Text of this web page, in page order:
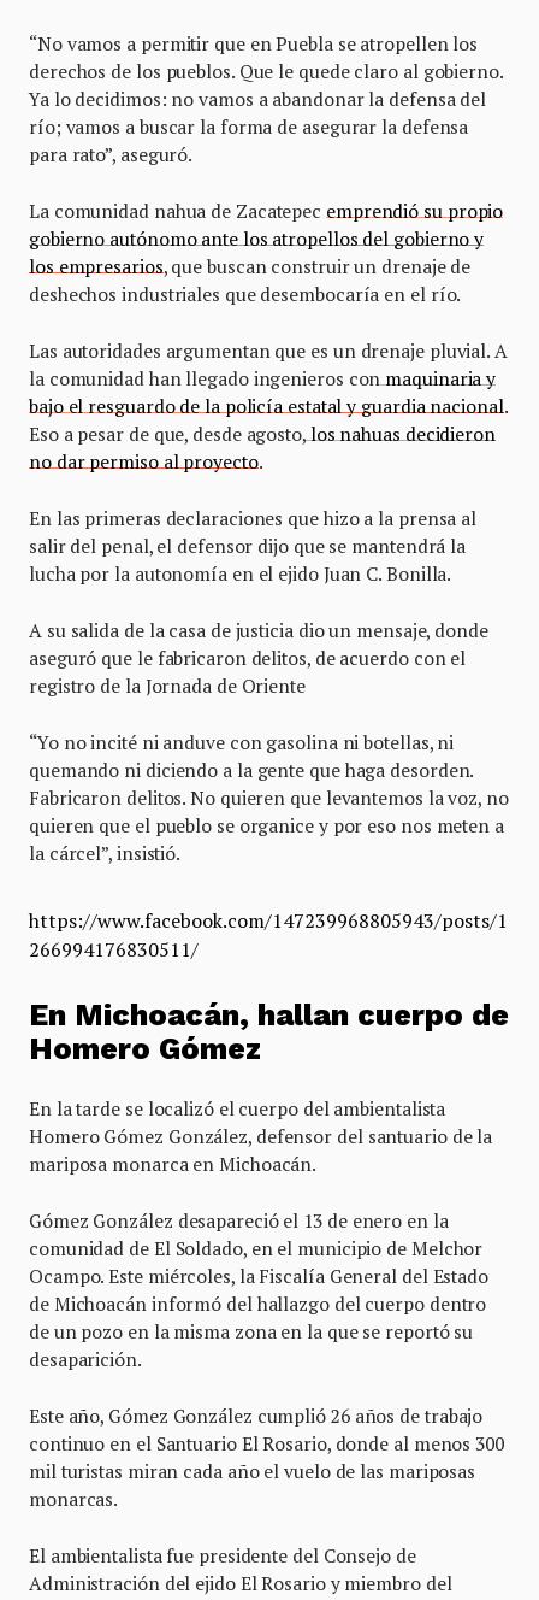
“No vamos a permitir que en Puebla se atropellen los
derechos de los pueblos. Que le quede claro al gobierno.
Ya lo decidimos: no vamos a abandonar la defensa del
río; vamos a buscar la forma de asegurar la defensa
para rato”, aseguró.
La comunidad nahua de Zacatepecemprendió su propio
gobierno autónomo ante los atropellos del gobierno y
los empresarios, que buscan construir un drenaje de
deshechos industriales que desembocaría en el río.
Las autoridades argumentan que es un drenaje pluvial. A
la comunidad han llegado ingenieros conmaquinaria y
bajo el resguardo de la policía estatal y guardia nacional.
Eso a pesar de que, desde agosto,los nahuas decidieron
no dar permiso al proyecto.
En las primeras declaraciones que hizo a la prensa al
salir del penal, el defensor dijo que se mantendrá la
lucha por la autonomía en el ejido Juan C. Bonilla.
A su salida de la casa de justicia dio un mensaje, donde
aseguró que le fabricaron delitos, de acuerdo con el
registro de la Jornada de Oriente
“Yo no incité ni anduve con gasolina ni botellas, ni
quemando ni diciendo a la gente que haga desorden.
Fabricaron delitos. No quieren que levantemos la voz, no
quieren que el pueblo se organice y por eso nos meten a
la cárcel”, insistió.
https://www.facebook.com/147239968805943/posts/1
266994176830511/
En Michoacán, hallan cuerpo de
Homero Gómez
En la tarde se localizó el cuerpo del ambientalista
Homero Gómez González, defensor del santuario de la
mariposa monarca en Michoacán.
Gómez González desapareció el 13 de enero en la
comunidad de El Soldado, en el municipio de Melchor
Ocampo. Este miércoles, la Fiscalía General del Estado
de Michoacán informó del hallazgo del cuerpo dentro
de un pozo en la misma zona en la que se reportó su
desaparición.
Este año, Gómez González cumplió 26 años de trabajo
continuo en el Santuario El Rosario, donde al menos 300
mil turistas miran cada año el vuelo de las mariposas
monarcas.
El ambientalista fue presidente del Consejo de
Administración del ejido El Rosario y miembro del